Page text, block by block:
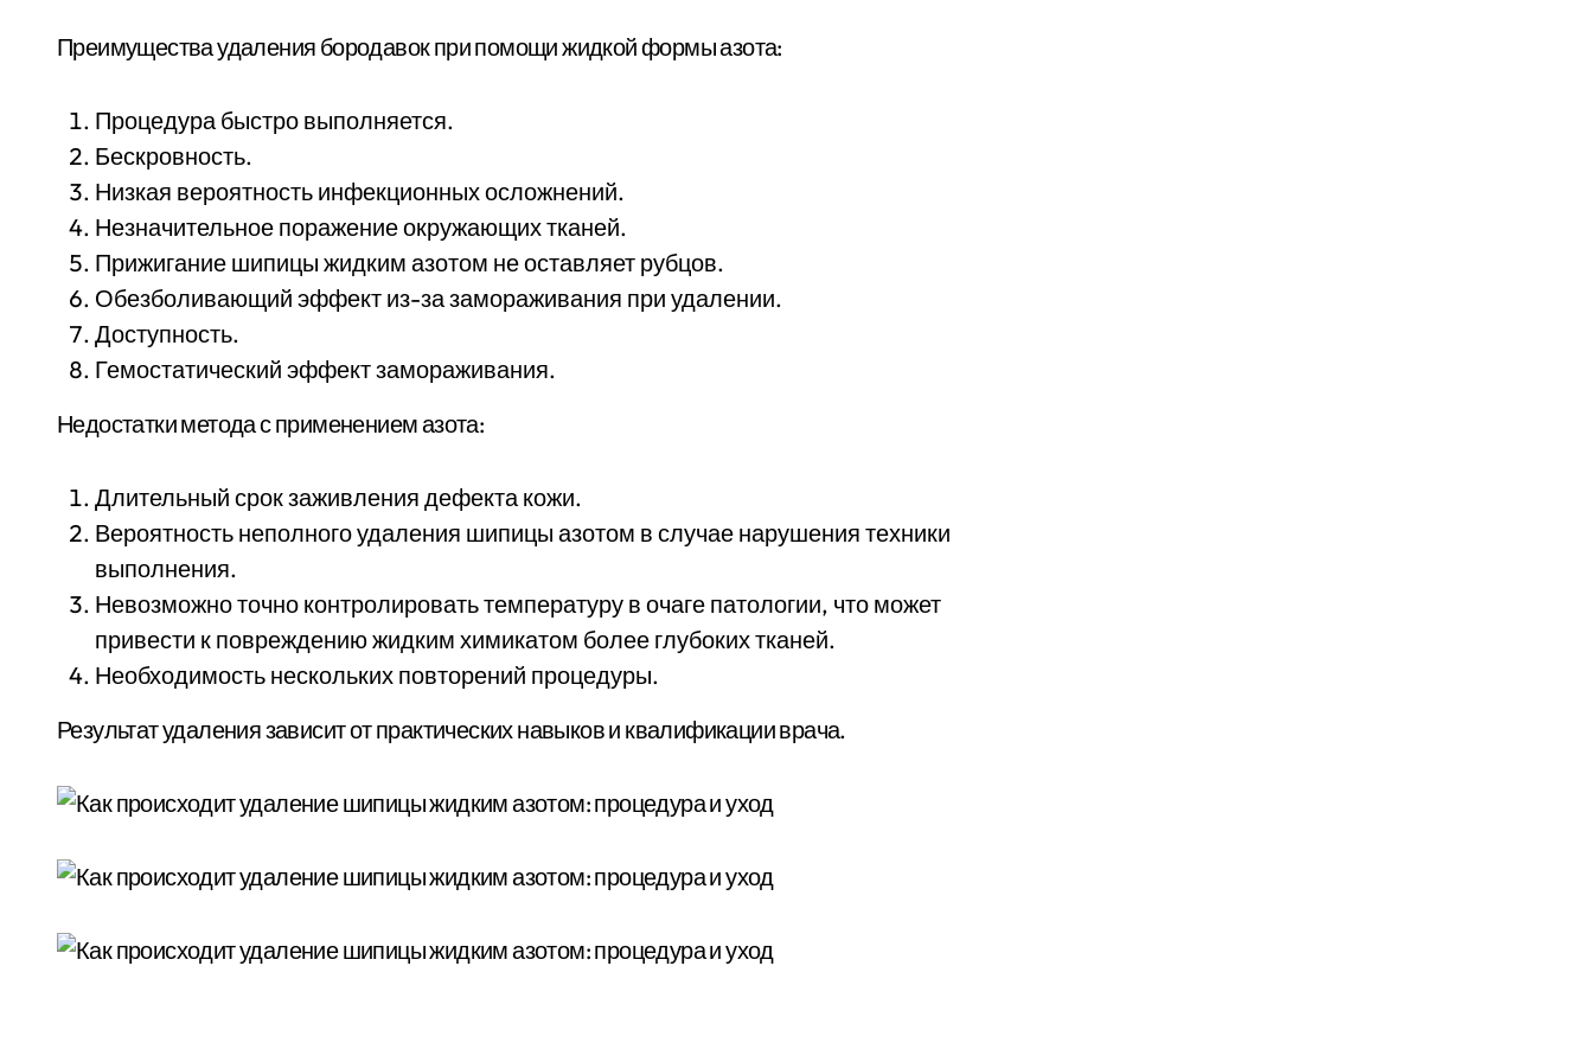
Преимущества удаления бородавок при помощи жидкой формы азота:
Процедура быстро выполняется.
Бескровность.
Низкая вероятность инфекционных осложнений.
Незначительное поражение окружающих тканей.
Прижигание шипицы жидким азотом не оставляет рубцов.
Обезболивающий эффект из-за замораживания при удалении.
Доступность.
Гемостатический эффект замораживания.
Недостатки метода с применением азота:
Длительный срок заживления дефекта кожи.
Вероятность неполного удаления шипицы азотом в случае нарушения техники
выполнения.
Невозможно точно контролировать температуру в очаге патологии, что может
привести к повреждению жидким химикатом более глубоких тканей.
Необходимость нескольких повторений процедуры.
Результат удаления зависит от практических навыков и квалификации врача.